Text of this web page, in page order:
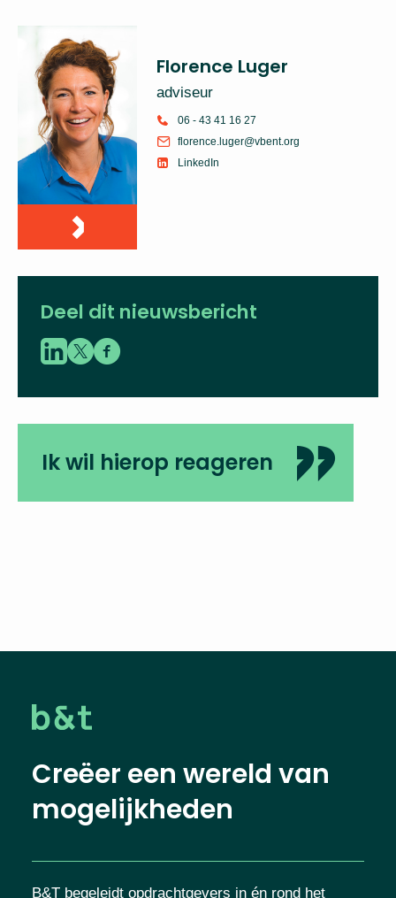
Florence Luger
adviseur
06 - 43 41 16 27
florence.luger@vbent.org
LinkedIn
Deel dit nieuwsbericht
Ik wil hierop reageren
Creëer een wereld van
mogelijkheden
B&T begeleidt opdrachtgevers in én rond het